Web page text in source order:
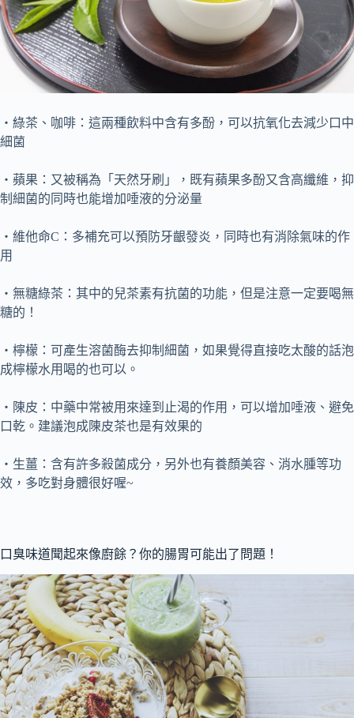
・綠茶、咖啡：這兩種飲料中含有多酚，可以抗氧化去減少口中
細菌
・蘋果：又被稱為「天然牙刷」，既有蘋果多酚又含高纖維，抑
制細菌的同時也能增加唾液的分泌量
・維他命C：多補充可以預防牙齦發炎 ，同時也有消除氣味的作
用
・無糖綠茶：其中的兒茶素有抗菌的功能， 但是注意一定要喝無
糖的！
・檸檬：可產生溶菌酶去抑制細菌，如果覺得直接吃太酸的話泡
成檸檬水用喝的也可以。
・陳皮：中藥中常被用來達到止渴的作用，可以增加唾液、避免
口乾。建議泡成陳皮茶也是有效果的
・生薑：含有許多殺菌成分，另外也有養顏美容、消水腫等功
效，多吃對身體很好喔~
口臭味道聞起來像廚餘？你的腸胃可能出了問題！